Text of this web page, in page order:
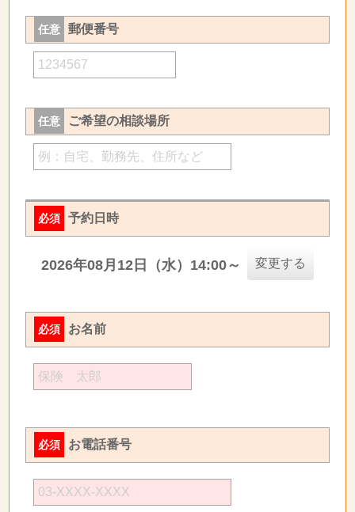
任意 郵便番号
任意 ご希望の相談場所
必須 予約日時
2026年08月12日（水）14:00～ 変更する
必須 お名前
必須 お電話番号